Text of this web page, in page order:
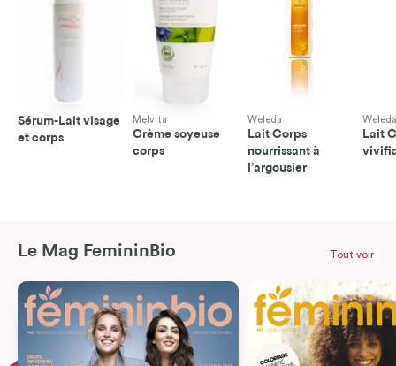
Sérum-Lait visage
et corps
Melvita
Crème soyeuse
corps
Weleda
Lait Corps
nourrissant à
l’argousier
Weleda
Lait
Le Mag FemininBio Tout voir